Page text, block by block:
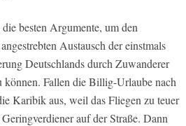
besten Argumente, um den
Austausch der einstmals
Deutschlands durch Zuwanderer
können. Fallen die Billig-Urlaube nach
Karibik aus, weil das Fliegen zu teuer
auf der Straße. Dann